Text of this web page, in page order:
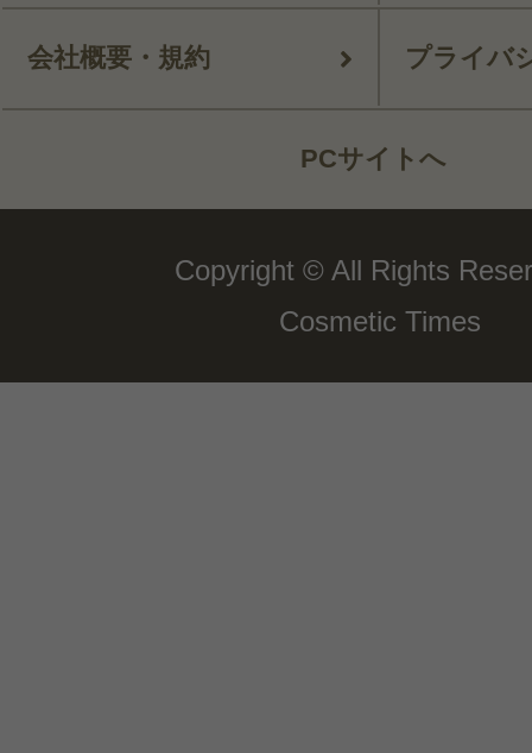
会社概要・規約 プライバ
PCサイトへ
Copyright © All Rights
Cosmetic Times